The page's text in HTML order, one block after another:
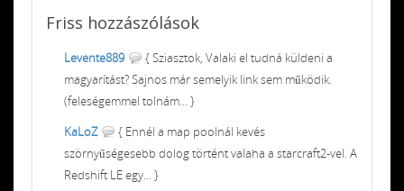
Friss hozzászólások
Levente889
{ Sziasztok, Valaki el tudná küldeni a
magyarítást? Sajnos már semelyik link sem működik.
(feleségemmel tolnám... }
KaLoZ
{ Ennél a map poolnál kevés
szörnyűségesebb dolog történt valaha a starcraft2-vel. A
Redshift LE egy... }